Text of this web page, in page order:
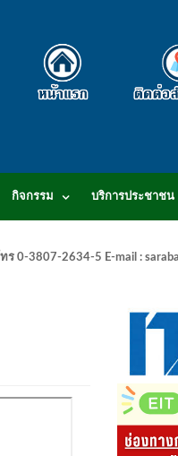
กิจกรรม บริการประชาชน
0-3807-2634-5 E-mail :